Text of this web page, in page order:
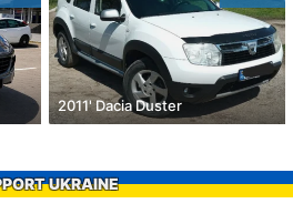
2011' Dacia Duster
UKRAINE